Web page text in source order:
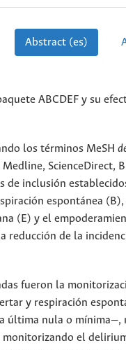
Abstract (es)
ABCDEF y su
los términos MeSH
ScienceDirect,
de inclusión
espontánea (B),
(E) y el
reducción de la
fueron la
y respiración
última nula o
el